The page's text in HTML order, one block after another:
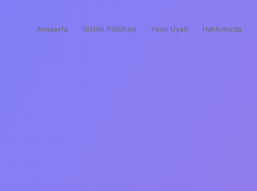
Anasayfa Gizlilik Politikası Yasal Uyarı Hakkımızda